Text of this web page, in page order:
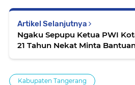
Artikel Selanjutnya
Ngaku Sepupu Ketua PWI
21 Tahun Nekat Minta
Kabupaten Tangerang